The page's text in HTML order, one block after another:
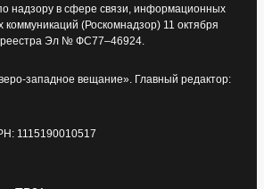
надзору в сфере связи, информационных
коммуникаций (Роскомнадзор) 11 октября
реестра Эл № ФС77–46924.
западное вещание». Главный редактор:
1115190010517